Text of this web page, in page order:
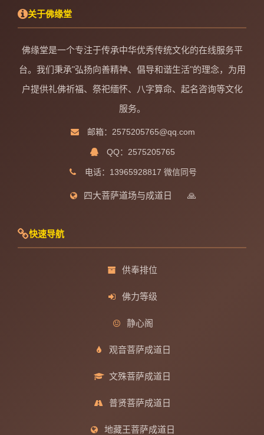
关于佛缘堂
佛缘堂是一个专注于传承中华优秀传统文化的在线服务平
台。我们秉承"弘扬向善精神、倡导和谐生活"的理念，为用
户提供礼佛祈福、祭祀缅怀、八字算命、起名咨询等文化
服务。
邮箱：2575205765@qq.com
QQ：2575205765
电话：13965928817 微信同号
四大菩萨道场与成道日 🙏
快速导航
供奉排位
佛力等级
静心阁
观音菩萨成道日
文殊菩萨成道日
普贤菩萨成道日
地藏王菩萨成道日